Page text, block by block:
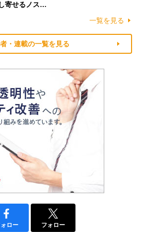
寄せるノス…
一覧を見る
・連載の一覧を見る
ロー フォロー